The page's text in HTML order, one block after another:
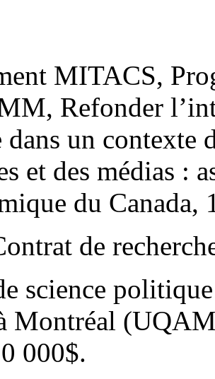
MITACS,
Refonder
un contexte
et des médias :
du Canada,
de
science
Montréal
000$.